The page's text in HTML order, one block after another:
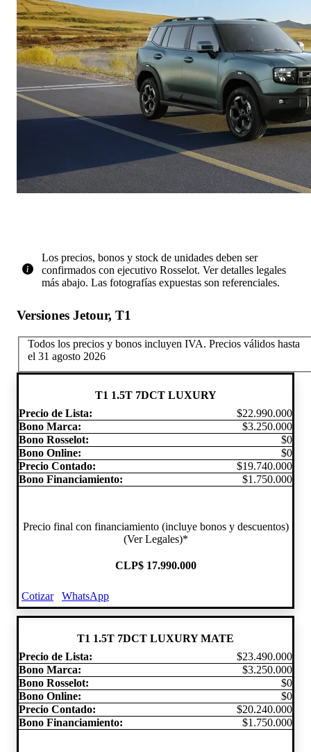
Los precios, bonos y stock de unidades deben ser
confirmados con ejecutivo Rosselot. Ver detalles legales
más abajo. Las fotografías expuestas son referenciales.
Versiones Jetour​, T1
Todos los precios y bonos incluyen IVA. Precios válidos hasta
el 31 agosto 2026
T1 1.5T 7DCT LUXURY
Precio de Lista:
$22.990.000
Bono Marca:
$3.250.000
Bono Rosselot:
$0
Bono Online:
$0
Precio Contado:
$19.740.000
Bono Financiamiento:
$1.750.000
Precio final con financiamiento (incluye bonos y descuentos)
(Ver Legales)*
CLP$ 17.990.000
Cotizar WhatsApp
T1 1.5T 7DCT LUXURY MATE
Precio de Lista:
$23.490.000
Bono Marca:
$3.250.000
Bono Rosselot:
$0
Bono Online:
$0
Precio Contado:
$20.240.000
Bono Financiamiento:
$1.750.000